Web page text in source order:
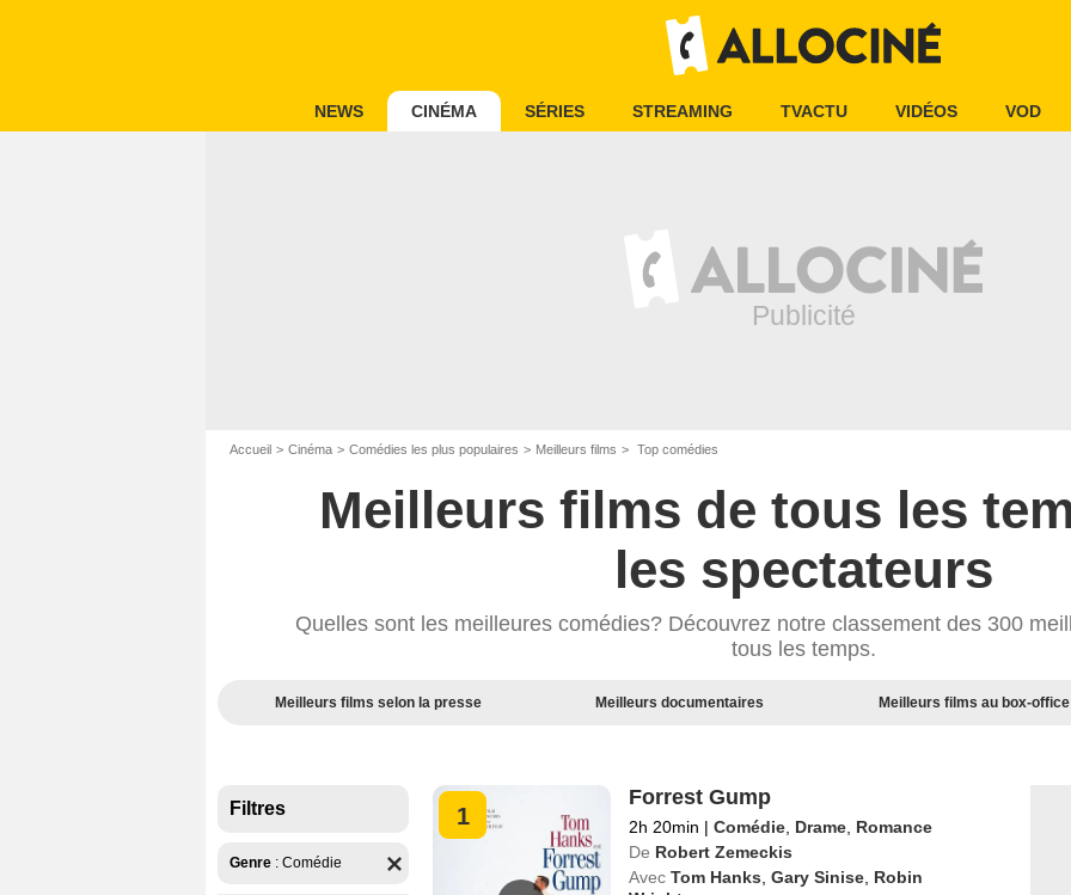
NEWS CINÉMA SÉRIES STREAMING TVACTU VIDÉOS VOD
Accueil Cinéma Comédies les plus populaires Meilleurs films Top comédies
Meilleurs films de tous les
les spectateurs
Quelles sont les meilleures comédies? Découvrez notre classement des 300
tous les temps.
Meilleurs films selon la presse Meilleurs documentaires Meilleurs films au box-office
Filtres
Genre : Comédie
1
Forrest Gump
2h 20min | Comédie, Drame, Romance
De Robert Zemeckis
Avec Tom Hanks Gary Sinise, Robin